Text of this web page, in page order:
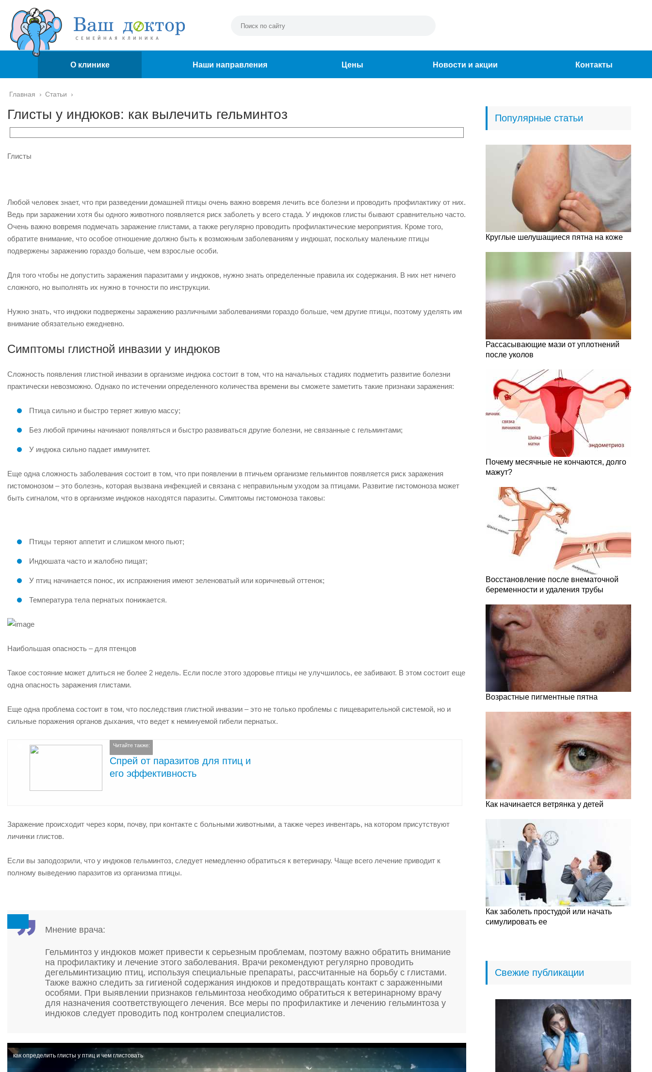
О клинике Наши направления Цены Новости и акции Контакты
Главная › Статьи ›
Глисты у индюков: как вылечить гельминтоз
Глисты
Любой человек знает, что при разведении домашней птицы очень важно вовремя лечить все болезни и проводить профилактику от них.
Ведь при заражении хотя бы одного животного появляется риск заболеть у всего стада. У индюков глисты бывают сравнительно часто.
Очень важно вовремя подмечать заражение глистами, а также регулярно проводить профилактические мероприятия. Кроме того,
обратите внимание, что особое отношение должно быть к возможным заболеваниям у индюшат, поскольку маленькие птицы
подвержены заражению гораздо больше, чем взрослые особи.
Для того чтобы не допустить заражения паразитами у индюков, нужно знать определенные правила их содержания. В них нет ничего
сложного, но выполнять их нужно в точности по инструкции.
Нужно знать, что индюки подвержены заражению различными заболеваниями гораздо больше, чем другие птицы, поэтому уделять им
внимание обязательно ежедневно.
Симптомы глистной инвазии у индюков
Сложность появления глистной инвазии в организме индюка состоит в том, что на начальных стадиях подметить развитие болезни
практически невозможно. Однако по истечении определенного количества времени вы сможете заметить такие признаки заражения:
Птица сильно и быстро теряет живую массу;
Без любой причины начинают появляться и быстро развиваться другие болезни, не связанные с гельминтами;
У индюка сильно падает иммунитет.
Еще одна сложность заболевания состоит в том, что при появлении в птичьем организме гельминтов появляется риск заражения
гистомонозом – это болезнь, которая вызвана инфекцией и связана с неправильным уходом за птицами. Развитие гистомоноза может
быть сигналом, что в организме индюков находятся паразиты. Симптомы гистомоноза таковы:
Птицы теряют аппетит и слишком много пьют;
Индюшата часто и жалобно пищат;
У птиц начинается понос, их испражнения имеют зеленоватый или коричневый оттенок;
Температура тела пернатых понижается.
Наибольшая опасность – для птенцов
Такое состояние может длиться не более 2 недель. Если после этого здоровье птицы не улучшилось, ее забивают. В этом состоит еще
одна опасность заражения глистами.
Еще одна проблема состоит в том, что последствия глистной инвазии – это не только проблемы с пищеварительной системой, но и
сильные поражения органов дыхания, что ведет к неминуемой гибели пернатых.
Читайте также:
Спрей от паразитов для птиц и
его эффективность
Заражение происходит через корм, почву, при контакте с больными животными, а также через инвентарь, на котором присутствуют
личинки глистов.
Если вы заподозрили, что у индюков гельминтоз, следует немедленно обратиться к ветеринару. Чаще всего лечение приводит к
полному выведению паразитов из организма птицы.
Мнение врача:
Гельминтоз у индюков может привести к серьезным проблемам, поэтому важно обратить внимание
на профилактику и лечение этого заболевания. Врачи рекомендуют регулярно проводить
дегельминтизацию птиц, используя специальные препараты, рассчитанные на борьбу с глистами.
Также важно следить за гигиеной содержания индюков и предотвращать контакт с зараженными
особями. При выявлении признаков гельминтоза необходимо обратиться к ветеринарному врачу
для назначения соответствующего лечения. Все меры по профилактике и лечению гельминтоза у
индюков следует проводить под контролем специалистов.
как определить глисты у птиц и чем глистовать
Популярные статьи
Круглые шелушащиеся пятна на коже
Рассасывающие мази от уплотнений
после уколов
Почему месячные не кончаются, долго
мажут?
Восстановление после внематочной
беременности и удаления трубы
Возрастные пигментные пятна
Как начинается ветрянка у детей
Как заболеть простудой или начать
симулировать ее
Свежие публикации